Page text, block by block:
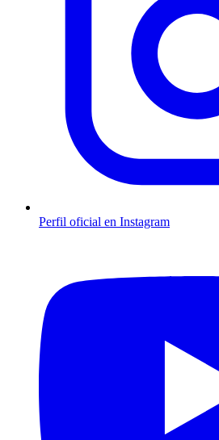
Perfil oficial en Instagram